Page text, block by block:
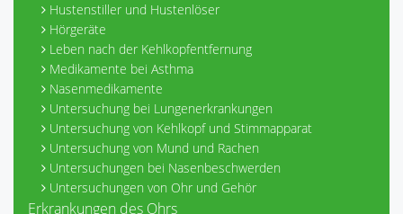
Hustenstiller und Hustenlöser
Hörgeräte
Leben nach der Kehlkopfentfernung
Medikamente bei Asthma
Nasenmedikamente
Untersuchung bei Lungenerkrankungen
Untersuchung von Kehlkopf und Stimmapparat
Untersuchung von Mund und Rachen
Untersuchungen bei Nasenbeschwerden
Untersuchungen von Ohr und Gehör
Erkrankungen des Ohrs